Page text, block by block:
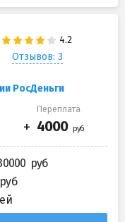
Отзывов: 3
РосДеньги
Переплата